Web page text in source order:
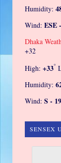
Humidity:
Wind: ESE
Dhaka
+32
High: +33°
Humidity:
Wind: S -
SENSEX